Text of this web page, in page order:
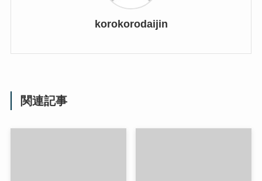
korokorodaijin
関連記事